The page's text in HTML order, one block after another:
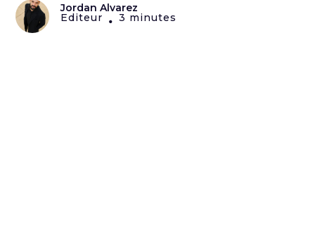
Jordan Alvarez
Editeur • 3 minutes